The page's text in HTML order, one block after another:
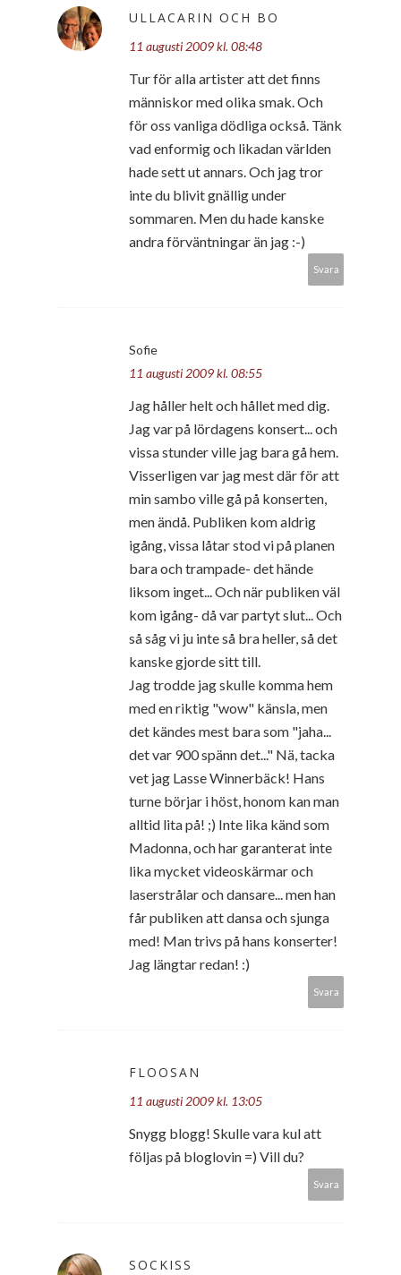
ULLACARIN OCH BO
11 augusti 2009 kl. 08:48
Tur för alla artister att det finns
människor med olika smak. Och
för oss vanliga dödliga också. Tänk
vad enformig och likadan världen
hade sett ut annars. Och jag tror
inte du blivit gnällig under
sommaren. Men du hade kanske
andra förväntningar än jag :-)
Svara
Sofie
11 augusti 2009 kl. 08:55
Jag håller helt och hållet med dig.
Jag var på lördagens konsert... och
vissa stunder ville jag bara gå hem.
Visserligen var jag mest där för att
min sambo ville gå på konserten,
men ändå. Publiken kom aldrig
igång, vissa låtar stod vi på planen
bara och trampade- det hände
liksom inget... Och när publiken väl
kom igång- då var partyt slut... Och
så såg vi ju inte så bra heller, så det
kanske gjorde sitt till.
Jag trodde jag skulle komma hem
med en riktig "wow" känsla, men
det kändes mest bara som "jaha...
det var 900 spänn det..." Nä, tacka
vet jag Lasse Winnerbäck! Hans
turne börjar i höst, honom kan man
alltid lita på! ;) Inte lika känd som
Madonna, och har garanterat inte
lika mycket videoskärmar och
laserstrålar och dansare... men han
får publiken att dansa och sjunga
med! Man trivs på hans konserter!
Jag längtar redan! :)
Svara
FLOOSAN
11 augusti 2009 kl. 13:05
Snygg blogg! Skulle vara kul att
följas på bloglovin =) Vill du?
Svara
SOCKISS